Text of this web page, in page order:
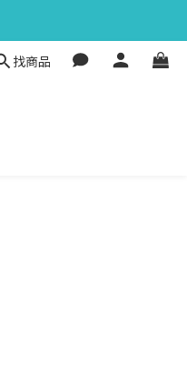
找商品